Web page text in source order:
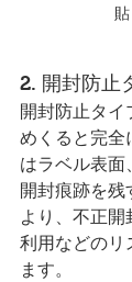
2. 開封防止
開封防止タ
めくると完全
はラベル表
開封痕跡を
より、不正
利用などのリ
ます。